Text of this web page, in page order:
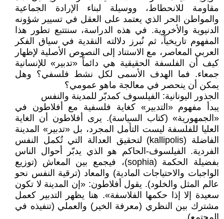
مقاومة للانحطاط، ووسيلة لبناء الإرادة الجماعية
والمواطن الحر الذي يعتمد على العقل في تسيير شؤونه
الدنيوية والأخروية. في هذه الدراسة، سنتتبع تطور هذا
المفهوم تاريخياً، ثم نُبرز دلالته النقدية في سياق الفكر
العربي المعاصر، مع الاستناد إلى النصوص الأصلية لإظهار
كيف أن الفلسفة الحقيقية هي دائماً «تدبير» للإنسانية
جمعاء. فما الهدف الأسمى لكل نشط فلسفي؟ وهل
يمكن أن ينحصر في معالجة ماهو عمومي؟
الجذور اليونانية: الفيلسوف كمدبّر للمدينة والنفس
يبدأ مفهوم «التدبير» كغاية فلسفية مع أفلاطون في
«الجمهورية» (كتاب السياسة). يرى أفلاطون أن الغاية
العليا للفلسفة ليست التأمل المجرد، بل «تدبير» المدينة
الفاضلة (kallipolis) لتحقيق العدالة التي تُكمل النفس
الفردية. الفيلسوف-الحاكم هو الذي يدبّر أحوال الناس
بفضيلة الحكمة (sophia)، فيجمع بين المعاش (توزيع
الواجبات والاحتياجات المادية) والمعاد (ترقية النفس نحو
عالم المثل والخلود). يقول أفلاطون: «إن المدينة لا تكون
سعيدة إلا إذا حكمها الفلاسفة». هنا يظهر التدبير كعمل
مشترك بين النظري (معرفة الخير) والعملي (تنفيذه في